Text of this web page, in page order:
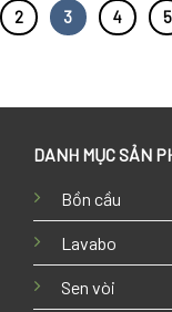
2 3 4 5
DANH MỤC SẢN
Bồn cầu
Lavabo
Sen vòi